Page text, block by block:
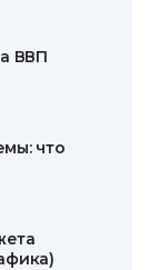
ВВП
что